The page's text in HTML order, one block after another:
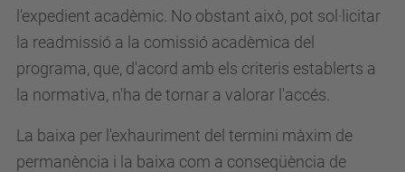
l'expedient acadèmic. No obstant això, pot sol·licitar
la readmissió a la comissió acadèmica del
programa, que, d'acord amb els criteris establerts a
la normativa, n'ha de tornar a valorar l'accés.
La baixa per l'exhauriment del termini màxim de
permanència i la baixa com a conseqüència de